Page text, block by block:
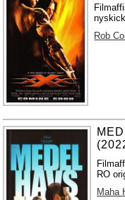
Rob
RO
Maha